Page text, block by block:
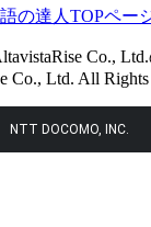
の達人TOPペー
Co.,
Co., Ltd. All Rights
NTT DOCOMO, INC.